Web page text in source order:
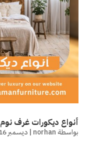
أنواع ديكورات غرف نوم
بواسطة norhan
| ديسمبر 16, 2024